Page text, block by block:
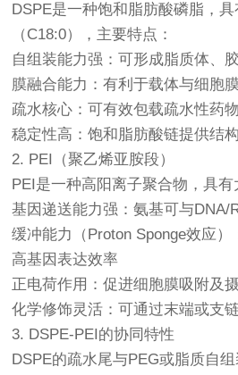
DSPE是一种饱和脂肪酸磷脂，
（C18:0），主要特点：
自组装能力强：可形成脂质体、
膜融合能力：有利于载体与细胞
疏水核心：可有效包载疏水性药物
稳定性高：饱和脂肪酸链提供结
2. PEI（聚乙烯亚胺段）
PEI是一种高阳离子聚合物，具有
基因递送能力强：氨基可与DNA/
缓冲能力（Proton Sponge效应
高基因表达效率
正电荷作用：促进细胞膜吸附及
化学修饰灵活：可通过末端或支
3. DSPE-PEI的协同特性
DSPE的疏水尾与PEG或脂质自